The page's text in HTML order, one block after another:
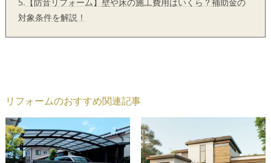
対象条件を解説！
リフォームのおすすめ関連記事